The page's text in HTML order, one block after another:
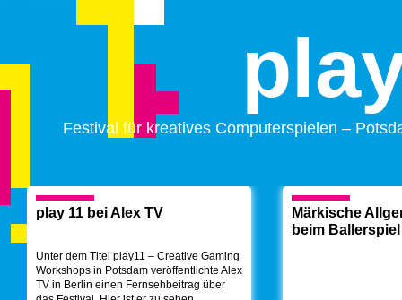
Festival für kreatives Computerspielen –
play 11 bei Alex TV
Unter dem Titel play11 – Creative Gaming
Workshops in Potsdam veröffentlichte Alex
TV in Berlin einen Fernsehbeitrag über
Märkische
beim Ballerspiel